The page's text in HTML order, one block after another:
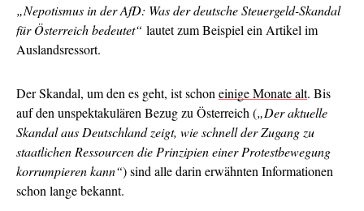
„Nepotismus in der AfD: Was der deutsche Steuergeld-Skandal
für Österreich bedeutet“ lautet zum Beispiel ein Artikel im
Auslandsressort.
Der Skandal, um den es geht, ist schon einige Monate alt. Bis
auf den unspektakulären Bezug zu Österreich („Der aktuelle
Skandal aus Deutschland zeigt, wie schnell der Zugang zu
staatlichen Ressourcen die Prinzipien einer Protestbewegung
korrumpieren kann“) sind alle darin erwähnten Informationen
schon lange bekannt.